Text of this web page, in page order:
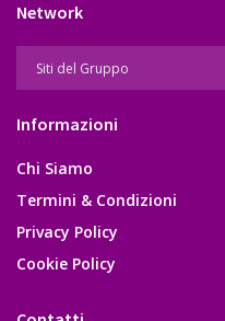
Network
Informazioni
Chi Siamo
Termini & Condizioni
Privacy Policy
Cookie Policy